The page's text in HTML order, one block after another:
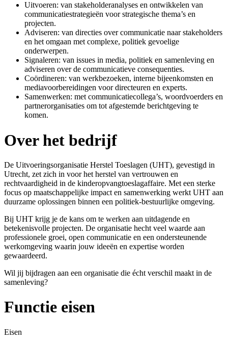
Uitvoeren: van stakeholderanalyses en ontwikkelen van
communicatiestrategieën voor strategische thema’s en
projecten.
Adviseren: van directies over communicatie naar stakeholders
en het omgaan met complexe, politiek gevoelige
onderwerpen.
Signaleren: van issues in media, politiek en samenleving en
adviseren over de communicatieve consequenties.
Coördineren: van werkbezoeken, interne bijeenkomsten en
mediavoorbereidingen voor directeuren en experts.
Samenwerken: met communicatiecollega’s, woordvoerders en
partnerorganisaties om tot afgestemde berichtgeving te
komen.
Over het bedrijf
De Uitvoeringsorganisatie Herstel Toeslagen (UHT), gevestigd in
Utrecht, zet zich in voor het herstel van vertrouwen en
rechtvaardigheid in de kinderopvangtoeslagaffaire. Met een sterke
focus op maatschappelijke impact en samenwerking werkt UHT aan
duurzame oplossingen binnen een politiek-bestuurlijke omgeving.
Bij UHT krijg je de kans om te werken aan uitdagende en
betekenisvolle projecten. De organisatie hecht veel waarde aan
professionele groei, open communicatie en een ondersteunende
werkomgeving waarin jouw ideeën en expertise worden
gewaardeerd.
Wil jij bijdragen aan een organisatie die écht verschil maakt in de
samenleving?
Functie eisen
Eisen